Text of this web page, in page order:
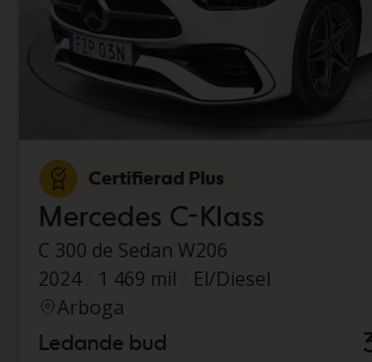
Certifierad Plus
Mercedes C-Klass
C 300 de Sedan W206
2024
1 469 mil
El/Diesel
Arboga
Ledande bud